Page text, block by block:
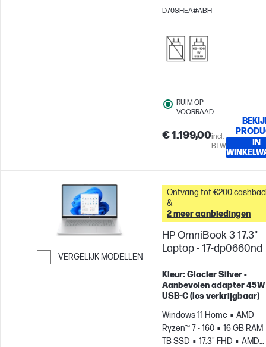
Touchscreen
D70SHEA#ABH
RUIM OP
VOORRAAD
€ 1.199,00incl.
BTW
IN
VERGELIJK MODELLEN
Ga verder naar vergelijken
Ontvang tot €200
&
2 meer aanbiedingen
HP OmniBook 3 17.3"
Laptop - 17-dp0660nd
Kleur: Glacier Silver •
Aanbevolen adapter 45W
USB-C (los verkrijgbaar)
Windows 11 Home
AMD
Ryzen™ 7 - 160
16 GB RAM
TB SSD
17.3" FHD
AMD